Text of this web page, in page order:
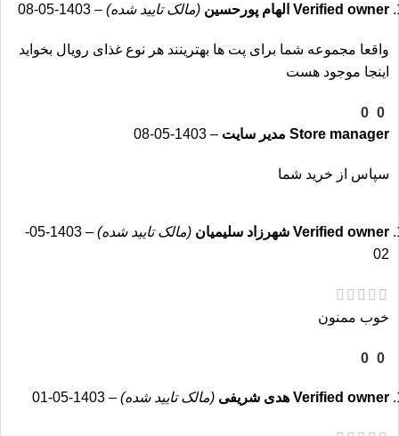
30 درصد
چربی
19%
Verified owner الهام پورحسین (مالک تایید شده) –
1403-05-08
واقعا مجموعه شما برای پت ها بهترینند هر نوع غذای رویال بخواید
اینجا موجود هست
0
0
Store manager مدیر سایت –
1403-05-08
سپاس از خرید شما
Verified owner شهرزاد سلیمیان (مالک تایید شده) –
1403-05-
02
خوب ممنون
0
0
Verified owner هدی شریفی (مالک تایید شده) –
1403-05-01